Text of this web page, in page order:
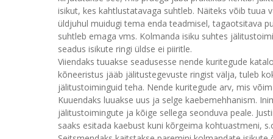
isikut, kes kahtlustatavaga suhtleb. Näiteks võib tuua
üldjuhul muidugi tema enda teadmisel, tagaotsitava
suhtleb emaga vms. Kolmanda isiku suhtes
seadus isikute ringi üldse ei piiritle.
Viiendaks tuuakse seadusesse nende kuritegude
kõneeristus jääb jälitustegevuste ringist välja, tuleb
jälitustoiminguid teha. Nende kuritegude arv, mis
Kuuendaks luuakse uus ja selge kaebemehhanism.
jälitustoimingute ja kõige sellega seonduva peale.
saaks esitada kaebust kuni kõrgeima kohtuastmeni,